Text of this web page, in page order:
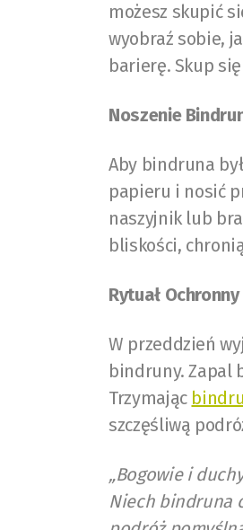
możesz skupić
wyobraź sobie,
barierę. Skup
Noszenie
Aby bindruna
papieru i nosić
naszyjnik lub
bliskości,
Rytuał Ochronny
W przeddzień
bindruny. Zapal
Trzymając
szczęśliwą
„Bogowie i
Niech bindruna